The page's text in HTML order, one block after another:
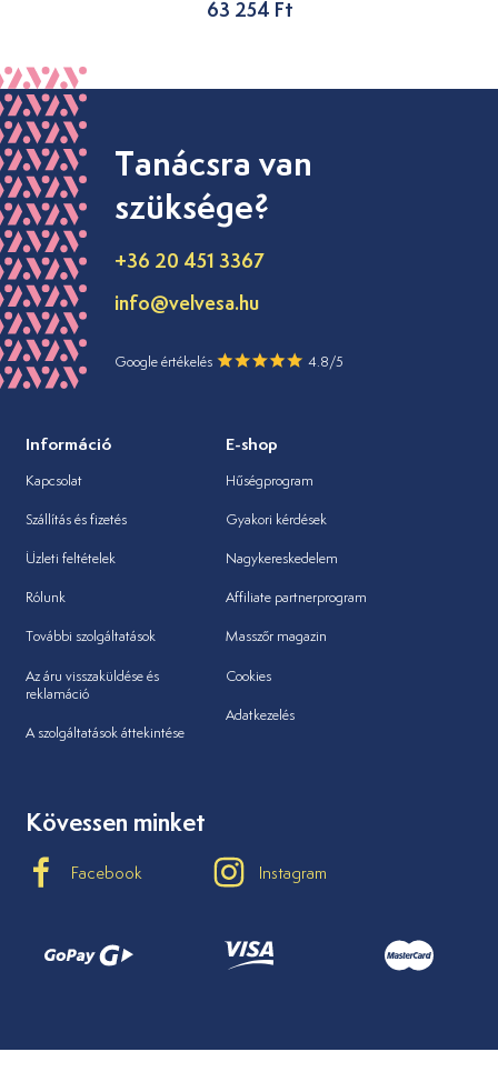
63 254 Ft
Tanácsra van
szüksége?
+36 20 451 3367
info@velvesa.hu
Google értékelés 4.8/5
Információ
Kapcsolat
Szállítás és fizetés
Üzleti feltételek
Rólunk
További szolgáltatások
Az áru visszaküldése és
reklamáció
A szolgáltatások áttekintése
E-shop
Hűségprogram
Gyakori kérdések
Nagykereskedelem
Affiliate partnerprogram
Masszőr magazin
Cookies
Adatkezelés
Kövessen minket
Facebook Instagram